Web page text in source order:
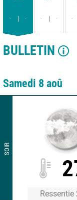
- - - - -
BULLETIN
Samedi 8 aoû
SOIR
Ressentie